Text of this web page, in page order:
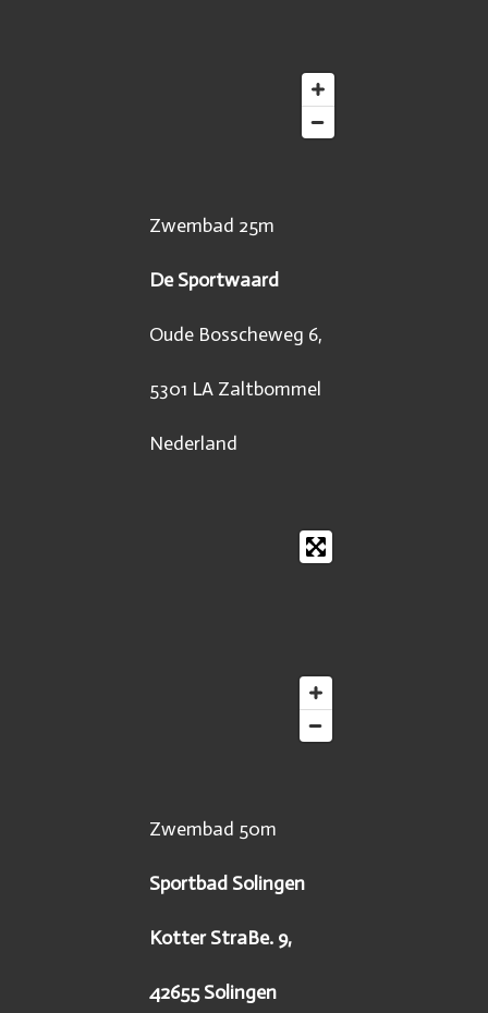
Zwembad 25m
De Sportwaard
Oude Bosscheweg 6,
5301 LA Zaltbommel
Nederland
Zwembad 50m
Sportbad Solingen
Kotter StraBe. 9,
42655 Solingen